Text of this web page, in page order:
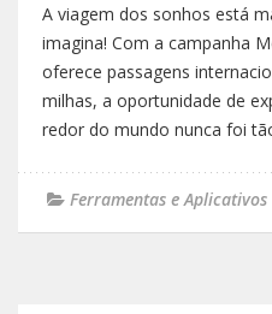
A viagem dos sonhos está
imagina! Com a campanha
oferece passagens
milhas, a oportunidade de
redor do mundo nunca foi
Ferramentas e Aplicativos